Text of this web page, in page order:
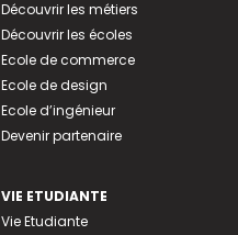
Découvrir les métiers
Découvrir les écoles
Ecole de commerce
Ecole de design
Ecole d’ingénieur
Devenir partenaire
VIE ETUDIANTE
Vie Etudiante